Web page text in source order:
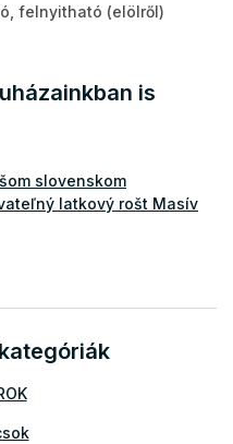
felnyitható (elölről)
is
slovenskom
latkový rošt Masív